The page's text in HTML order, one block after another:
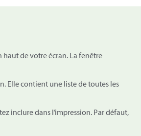
haut de votre écran. La fenêtre
Elle contient une liste de toutes les
inclure dans l’impression. Par défaut,